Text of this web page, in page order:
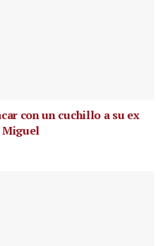
con un cuchillo a su ex
Miguel